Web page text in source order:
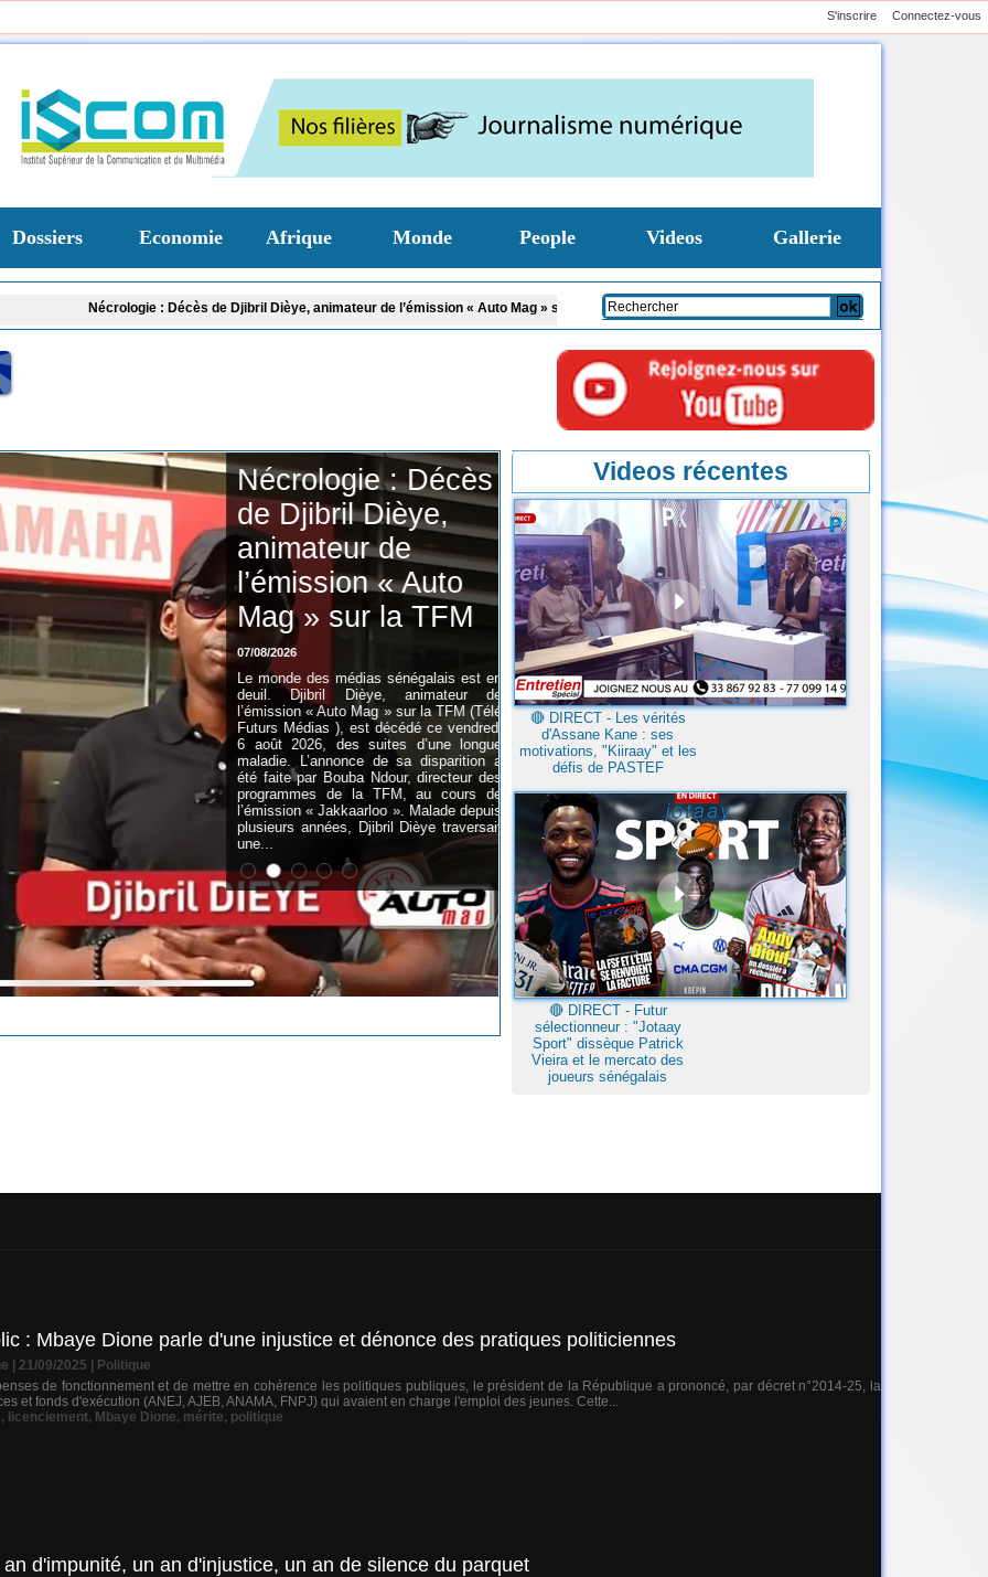
Connectez-vous
S'inscrire
Dossiers Economie Afrique Monde People Videos Gallerie
Nécrologie : Décès de Djibril Dièye, animateur de l’émission « Auto Mag » sur la TFM Affaire Pape Cheikh Diallo et Cie : le Parquet fait appel après le
Nécrologie : Décès
de Djibril Dièye,
animateur de
l’émission « Auto
Mag » sur la TFM
07/08/2026
Le monde des médias sénégalais est en
deuil. Djibril Dièye, animateur de
l’émission « Auto Mag » sur la TFM (Télé
Futurs Médias ), est décédé ce vendredi
6 août 2026, des suites d’une longue
maladie. L’annonce de sa disparition a
été faite par Bouba Ndour, directeur des
programmes de la TFM, au cours de
l’émission « Jakkaarloo ». Malade depuis
plusieurs années, Djibril Dièye traversait
une...
Videos récentes
🔴​ DIRECT - Les vérités
d'Assane Kane : ses
motivations, "Kiiraay" et les
défis de PASTEF
🔴​ DIRECT - Futur
sélectionneur : "Jotaay
Sport" dissèque Patrick
Vieira et le mercato des
joueurs sénégalais
: Mbaye Dione parle d'une injustice et dénonce des pratiques politiciennes
| 21/09/2025
Politique
de fonctionnement et de mettre en cohérence les politiques publiques, le président de la République a prononcé, par décret n°2014-25, la
et fonds d'exécution (ANEJ, AJEB, ANAMA, FNPJ) qui avaient en charge l'emploi des jeunes. Cette...
, licenciement, Mbaye Dione, mérite, politique
d'impunité, un an d'injustice, un an de silence du parquet